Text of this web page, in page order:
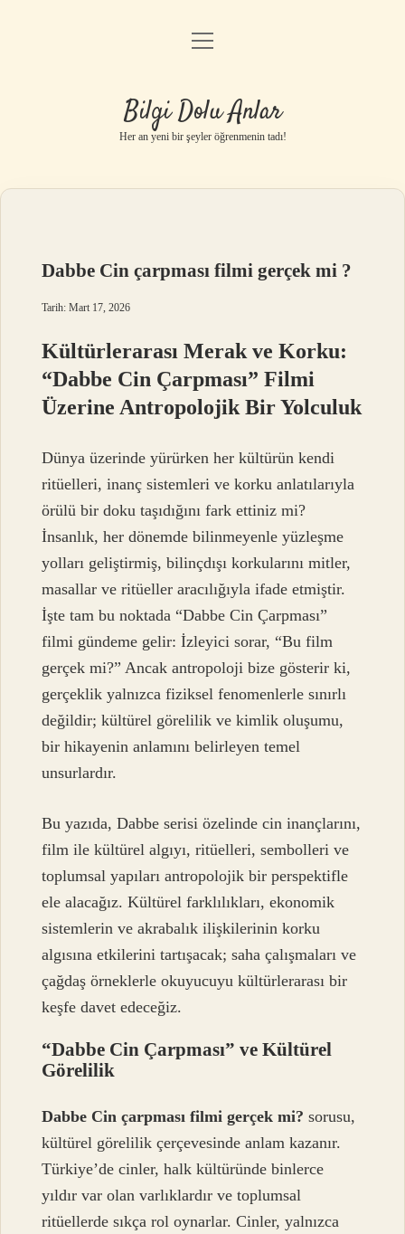
Anasayfa
Yasal Uyarı
menüyü
Bilgi Dolu Anlar
Her an yeni bir şeyler öğrenmenin tadı!
Dabbe Cin çarpması filmi gerçek mi ?
Tarih: Mart 17, 2026
Kültürlerarası Merak ve Korku:
“Dabbe Cin Çarpması” Filmi
Üzerine Antropolojik Bir Yolculuk
Dünya üzerinde yürürken her kültürün kendi
ritüelleri, inanç sistemleri ve korku anlatılarıyla
örülü bir doku taşıdığını fark ettiniz mi?
İnsanlık, her dönemde bilinmeyenle yüzleşme
yolları geliştirmiş, bilinçdışı korkularını mitler,
masallar ve ritüeller aracılığıyla ifade etmiştir.
İşte tam bu noktada “Dabbe Cin Çarpması”
filmi gündeme gelir: İzleyici sorar, “Bu film
gerçek mi?” Ancak antropoloji bize gösterir ki,
gerçeklik yalnızca fiziksel fenomenlerle sınırlı
değildir; kültürel görelilik ve kimlik oluşumu,
bir hikayenin anlamını belirleyen temel
unsurlardır.
Bu yazıda, Dabbe serisi özelinde cin inançlarını,
film ile kültürel algıyı, ritüelleri, sembolleri ve
toplumsal yapıları antropolojik bir perspektifle
ele alacağız. Kültürel farklılıkları, ekonomik
sistemlerin ve akrabalık ilişkilerinin korku
algısına etkilerini tartışacak; saha çalışmaları ve
çağdaş örneklerle okuyucuyu kültürlerarası bir
keşfe davet edeceğiz.
“Dabbe Cin Çarpması” ve Kültürel
Görelilik
Dabbe Cin çarpması filmi gerçek mi? sorusu,
kültürel görelilik çerçevesinde anlam kazanır.
Türkiye’de cinler, halk kültüründe binlerce
yıldır var olan varlıklardır ve toplumsal
ritüellerde sıkça rol oynarlar. Cinler, yalnızca